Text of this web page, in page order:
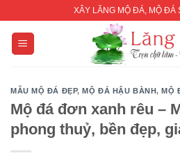
content
XÂY LĂNG MỘ ĐÁ, MỘ ĐÁ
MẪU MỘ ĐÁ ĐẸP,MỘ ĐÁ HẬU BÀNH,MỘ
Mộ đá đơn xanh rêu –
phong thuỷ, bền đẹp,